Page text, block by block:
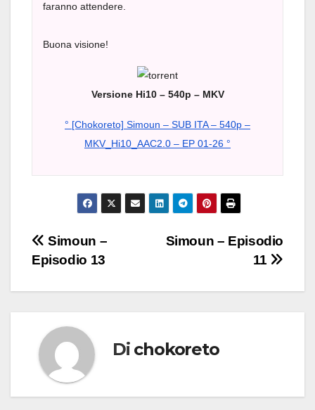
faranno attendere.
Buona visione!
Versione Hi10 – 540p – MKV
° [Chokoreto] Simoun – SUB ITA – 540p –
MKV_Hi10_AAC2.0 – EP 01-26 °
Navigazione
articoli
Simoun – Episodio
11
Simoun –
Episodio 13
Di chokoreto